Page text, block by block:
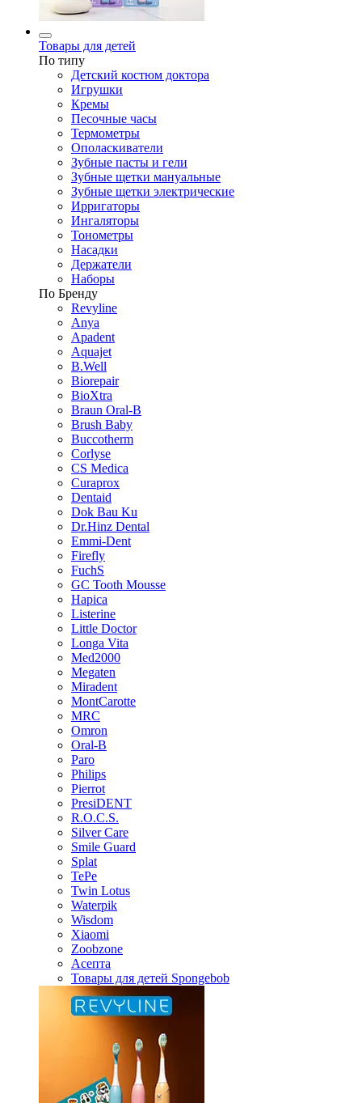
Товары для детей
По типу
Детский костюм доктора
Игрушки
Кремы
Песочные часы
Термометры
Ополаскиватели
Зубные пасты и гели
Зубные щетки мануальные
Зубные щетки электрические
Ирригаторы
Ингаляторы
Тонометры
Насадки
Держатели
Наборы
По Бренду
Revyline
Anya
Apadent
Aquajet
B.Well
Biorepair
BioXtra
Braun Oral-B
Brush Baby
Buccotherm
Corlyse
CS Medica
Curaprox
Dentaid
Dok Bau Ku
Dr.Hinz Dental
Emmi-Dent
Firefly
FuchS
GC Tooth Mousse
Hapica
Listerine
Little Doctor
Longa Vita
Med2000
Megaten
Miradent
MontCarotte
MRC
Omron
Oral-B
Paro
Philips
Pierrot
PresiDENT
R.O.C.S.
Silver Care
Smile Guard
Splat
TePe
Twin Lotus
Waterpik
Wisdom
Xiaomi
Zoobzone
Асепта
Товары для детей Spongebob